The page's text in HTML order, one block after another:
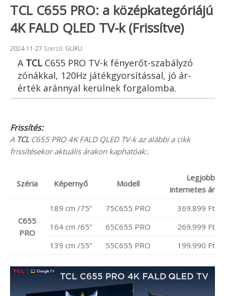
TCL C655 PRO: a középkategóriájú
4K FALD QLED TV-k (Frissítve)
Beküldve:
2024-11-27 Szerző: GURU
A TCL C655 PRO TV-k fényerőt-szabályzó
zónákkal, 120Hz játékgyorsítással, jó ár-
érték aránnyal kerülnek forgalomba.
Frissítés:
A TCLC655 PRO 4K FALD QLED TV-k az alábbi a cikk
frissítésekor aktuális árakon kaphatóak:.
Széria Képernyő Modell
Legjobb
internetes ár
C655
PRO
189 cm /75” 75C655 PRO
369.899 Ft
164 cm /65”
65C655 PRO
269.999 Ft
139 cm /55”
55C655 PRO 199.990 Ft